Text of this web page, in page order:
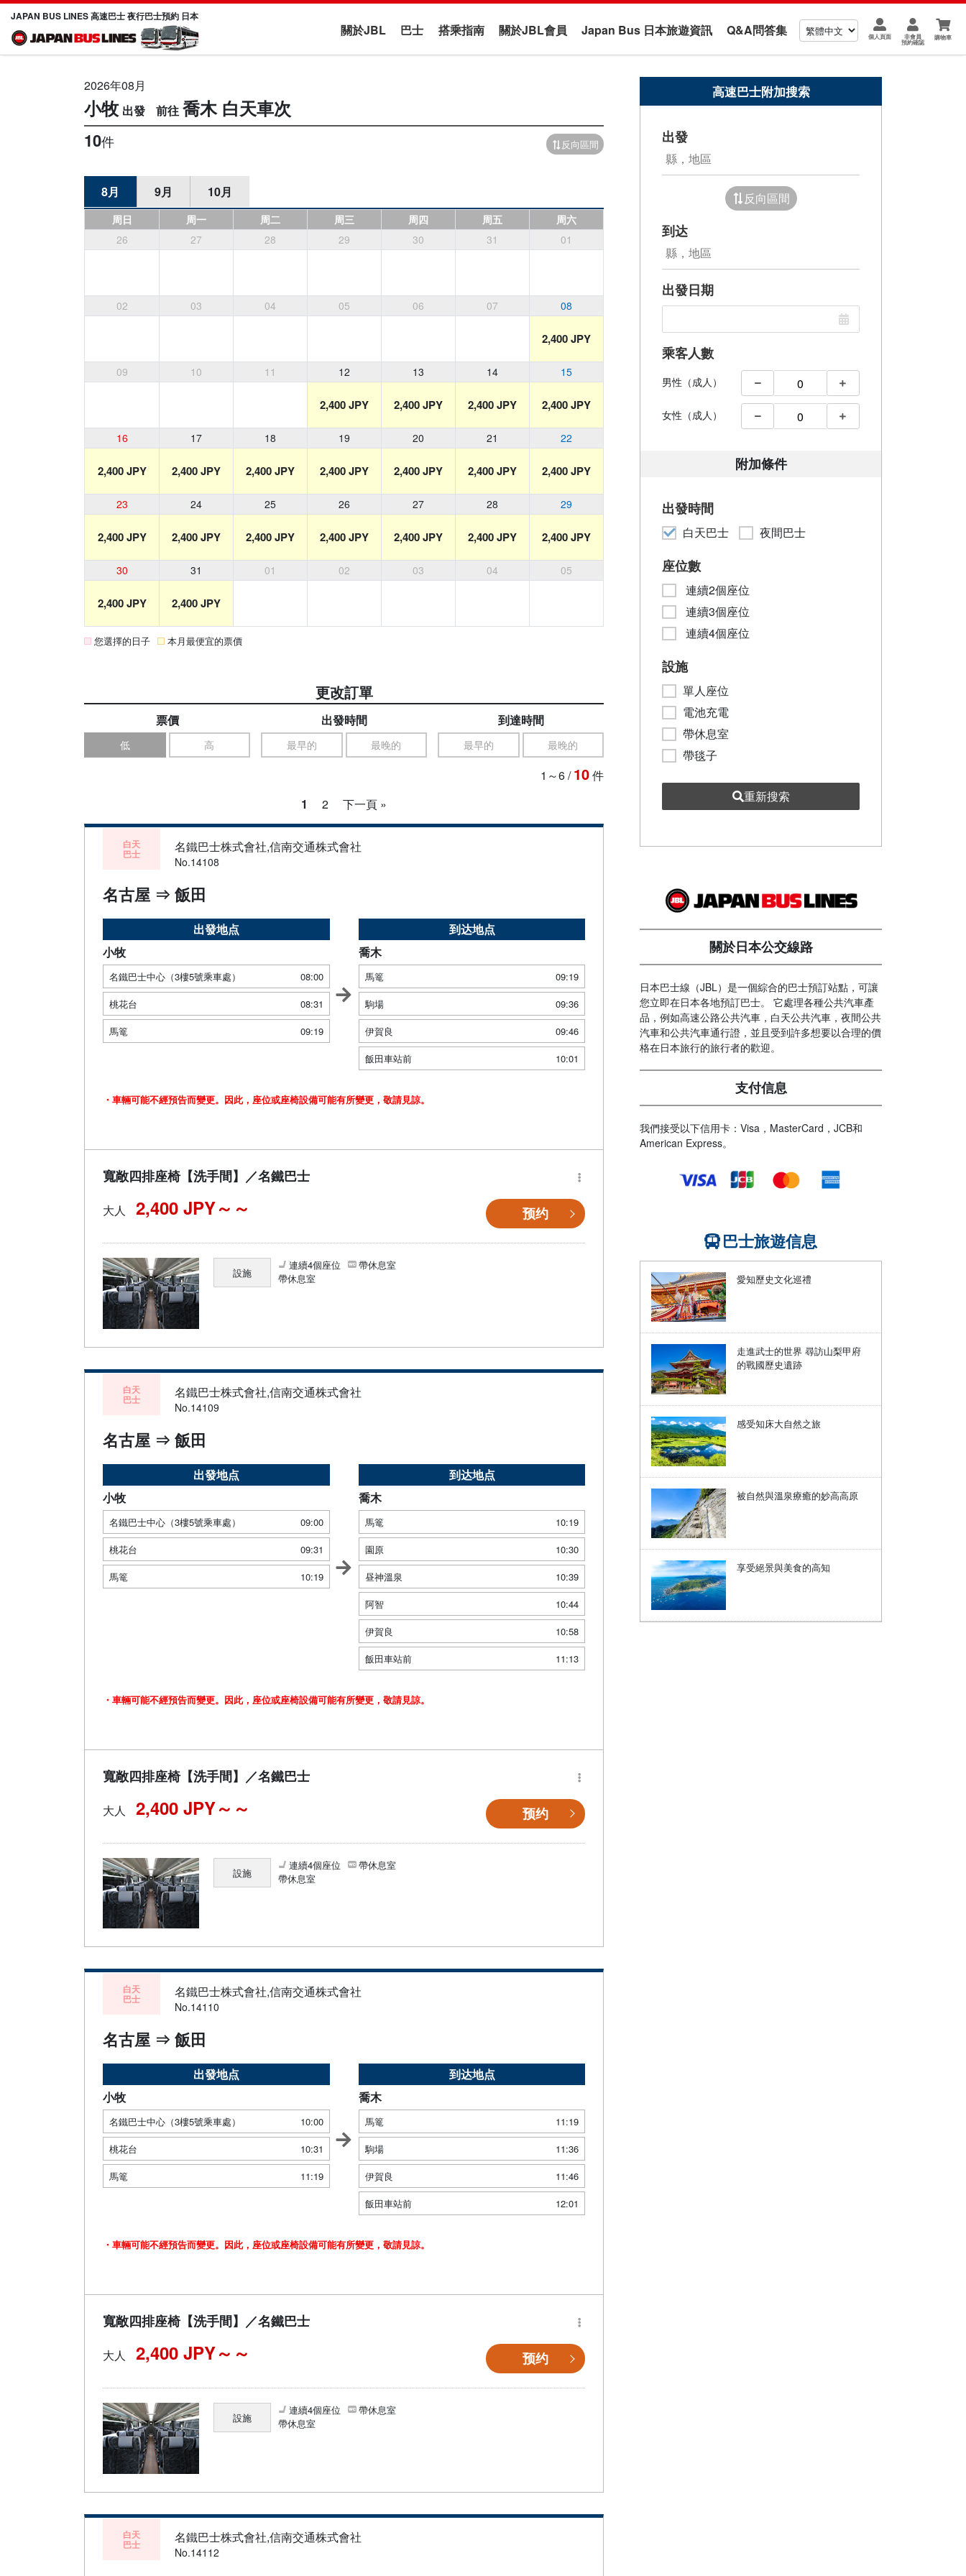
JAPAN BUS LINES 高速巴士 夜行巴士預約 日本
關於JBL 巴士 搭乘指南 關於JBL會員 Japan Bus 日本旅遊資訊 Q&A問答集 個人頁面 非會員
預約確認
購物車
2026年08月
小牧 喬木 白天車次
10件 反向區間
8月 9月 10月
周日 周一 周二 周三 周四 周五
周六
26
27 28 29 30 31 01
02 03 04 05 06 07 08
2,400 JPY
09 10 11 12 13 14 15
2,400 JPY 2,400 JPY 2,400 JPY 2,400 JPY
16 17 18 19 20 21 22
2,400 JPY 2,400 JPY 2,400 JPY 2,400 JPY 2,400 JPY 2,400 JPY 2,400 JPY
23 24 25 26 27 28 29
2,400 JPY 2,400 JPY 2,400 JPY 2,400 JPY 2,400 JPY 2,400 JPY 2,400 JPY
30 31 01 02 03 04 05
2,400 JPY 2,400 JPY
您選擇的日子 本月最便宜的票價
更改訂單
票價
低 高
出發時間
最早的 最晚的
到達時間
最早的 最晚的
1～6/10件
1
2 下一頁 »
白天
巴士 名鐵巴士株式會社,信南交通株式會社
No.14108
名古屋 ⇒ 飯田
出發地点
小牧
名鐵巴士中心（3樓5號乘車處）
08:00
桃花台
08:31
馬篭
09:19
到达地点
喬木
馬篭
09:19
駒場
09:36
伊賀良
09:46
飯田車站前
10:01
・車輛可能不經預告而變更。因此，座位或座椅設備可能有所變更，敬請見諒。
寬敞四排座椅【洗手間】／名鐵巴士
大人 2,400 JPY～ 预约
設施
連續4個座位
帶休息室
帶休息室
白天
巴士 名鐵巴士株式會社,信南交通株式會社
No.14109
名古屋 ⇒ 飯田
出發地点
小牧
名鐵巴士中心（3樓5號乘車處）
09:00
桃花台
09:31
馬篭
10:19
到达地点
喬木
馬篭
10:19
園原
10:30
昼神溫泉
10:39
阿智
10:44
伊賀良
10:58
飯田車站前
11:13
・車輛可能不經預告而變更。因此，座位或座椅設備可能有所變更，敬請見諒。
寬敞四排座椅【洗手間】／名鐵巴士
大人 2,400 JPY～ 预约
設施
連續4個座位
帶休息室
帶休息室
白天
巴士 名鐵巴士株式會社,信南交通株式會社
No.14110
名古屋 ⇒ 飯田
出發地点
小牧
名鐵巴士中心（3樓5號乘車處）
10:00
桃花台
10:31
馬篭
11:19
到达地点
喬木
馬篭
11:19
駒場
11:36
伊賀良
11:46
飯田車站前
12:01
・車輛可能不經預告而變更。因此，座位或座椅設備可能有所變更，敬請見諒。
寬敞四排座椅【洗手間】／名鐵巴士
大人 2,400 JPY～ 预约
設施
連續4個座位
帶休息室
帶休息室
白天
巴士 名鐵巴士株式會社,信南交通株式會社
No.14112
高速巴士附加搜索
出發
反向區間
到达
出發日期
乘客人數
男性（成人）
女性（成人）
附加條件
出發時間
白天巴士 夜間巴士
座位數
連續2個座位
連續3個座位
連續4個座位
設施
單人座位
電池充電
帶休息室
帶毯子
重新搜索
關於日本公交線路
日本巴士線（JBL）是一個綜合的巴士預訂站點，可讓
您立即在日本各地預訂巴士。 它處理各種公共汽車產
品，例如高速公路公共汽車，白天公共汽車，夜間公共
汽車和公共汽車通行證，並且受到許多想要以合理的價
格在日本旅行的旅行者的歡迎。
支付信息
我們接受以下信用卡：Visa，MasterCard，JCB和
American Express。
巴士旅遊信息
愛知歷史文化巡禮
走進武士的世界 尋訪山梨甲府
的戰國歷史遺跡
感受知床大自然之旅
被自然與溫泉療癒的妙高高原
享受絕景與美食的高知